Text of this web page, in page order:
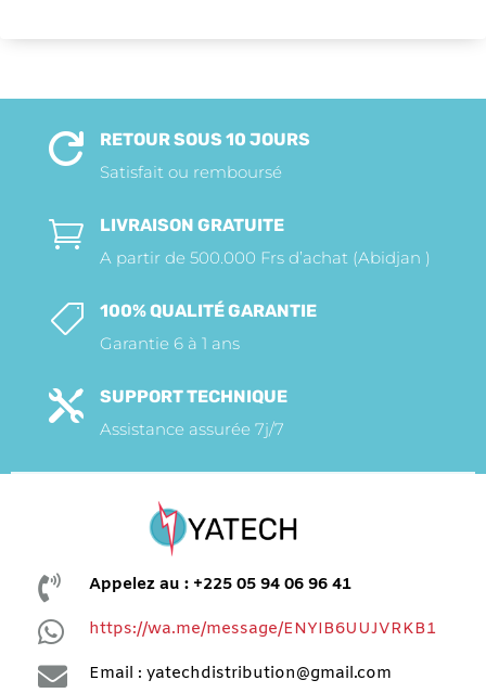

RETOUR SOUS 10 JOURS
Satisfait ou remboursé

LIVRAISON GRATUITE
A partir de 500.000 Frs d’achat (Abidjan )

100% QUALITÉ GARANTIE
Garantie 6 à 1 ans

SUPPORT TECHNIQUE
Assistance assurée 7j/7
 Appelez au : +225 05 94 06 96 41
 https://wa.me/message/ENYIB6UUJVRKB1
 Email : yatechdistribution@gmail.com